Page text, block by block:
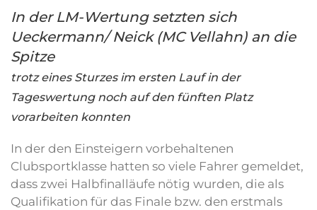
In der LM-Wertung setzten sich
Ueckermann/ Neick (MC Vellahn) an die
Spitze
trotz eines Sturzes im ersten Lauf in der
Tageswertung noch auf den fünften Platz
vorarbeiten konnten
In der den Einsteigern vorbehaltenen
Clubsportklasse hatten so viele Fahrer gemeldet,
dass zwei Halbfinalläufe nötig wurden, die als
Qualifikation für das Finale bzw. den erstmals